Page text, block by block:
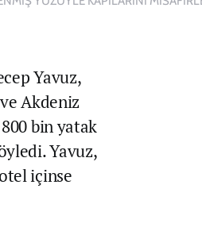
Yavuz,
Akdeniz
bin yatak
Yavuz,
içinse